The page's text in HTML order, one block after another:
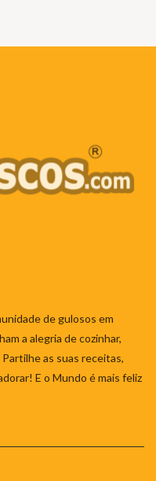
de gulosos em
a alegria de cozinhar,
as suas receitas,
E o Mundo é mais feliz